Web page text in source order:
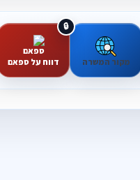
מקור המשרה דווח על ספאם